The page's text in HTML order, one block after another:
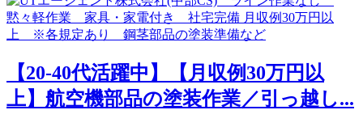
【20-40代活躍中】【月収例30万円以
上】航空機部品の塗装作業／引っ越し...